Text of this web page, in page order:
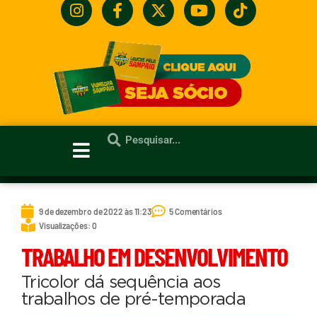
9 de dezembro de 2022 às 11:23
5 Comentários
Visualizações: 0
TRABALHO EM DESENVOLVIMENTO
Tricolor dá sequência aos
trabalhos de pré-temporada